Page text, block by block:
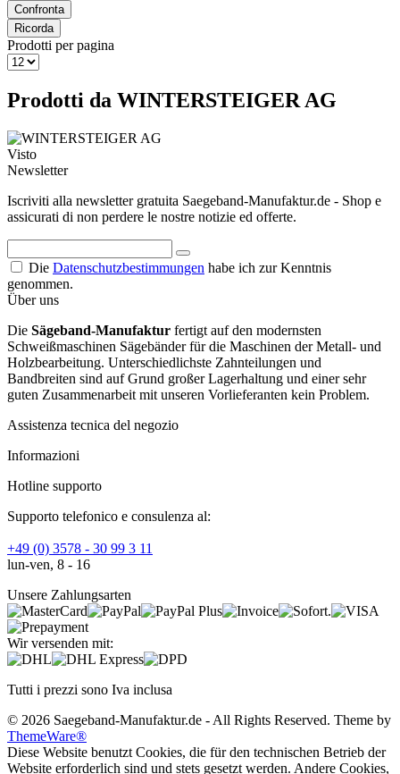
Confronta
Ricorda
Prodotti per pagina
Prodotti da WINTERSTEIGER AG
Visto
Newsletter
Iscriviti alla newsletter gratuita Saegeband-Manufaktur.de - Shop e
assicurati di non perdere le nostre notizie ed offerte.
Die Datenschutzbestimmungen habe ich zur Kenntnis
genommen.
Über uns
Die Sägeband-Manufaktur fertigt auf den modernsten
Schweißmaschinen Sägebänder für die Maschinen der Metall- und
Holzbearbeitung. Unterschiedlichste Zahnteilungen und
Bandbreiten sind auf Grund großer Lagerhaltung und einer sehr
guten Zusammenarbeit mit unseren Vorlieferanten kein Problem.
Assistenza tecnica del negozio
Informazioni
Hotline supporto
Supporto telefonico e consulenza al:
+49 (0) 3578 - 30 99 3 11
lun-ven, 8 - 16
Unsere Zahlungsarten
Wir versenden mit:
Tutti i prezzi sono Iva inclusa
© 2026 Saegeband-Manufaktur.de - All Rights Reserved. Theme by
ThemeWare®
Diese Website benutzt Cookies, die für den technischen Betrieb der
Website erforderlich sind und stets gesetzt werden. Andere Cookies,